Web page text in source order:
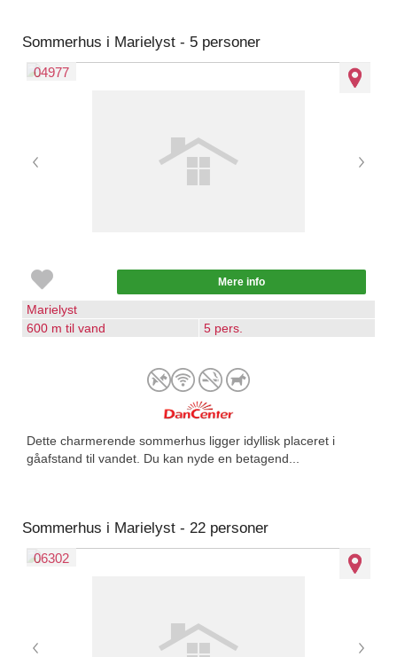
Sommerhus i Marielyst - 5 personer
04977
Mere info
Marielyst
600 m til vand
5 pers.
Dette charmerende sommerhus ligger idyllisk placeret i
gåafstand til vandet. Du kan nyde en betagend...
Sommerhus i Marielyst - 22 personer
06302